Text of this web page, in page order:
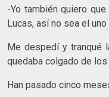
-Yo también quiero
Lucas, así no sea el
Me despedí y tranqué
quedaba colgado de
Han pasado cinco